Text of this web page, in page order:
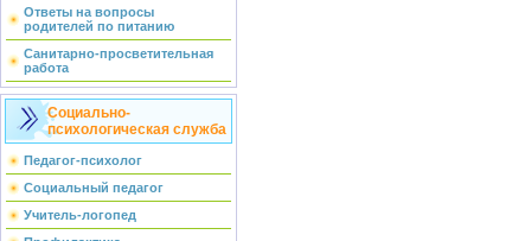
Ответы на вопросы
родителей по питанию
Санитарно-просветительная
работа
Социально-
психологическая служба
Педагог-психолог
Социальный педагог
Учитель-логопед